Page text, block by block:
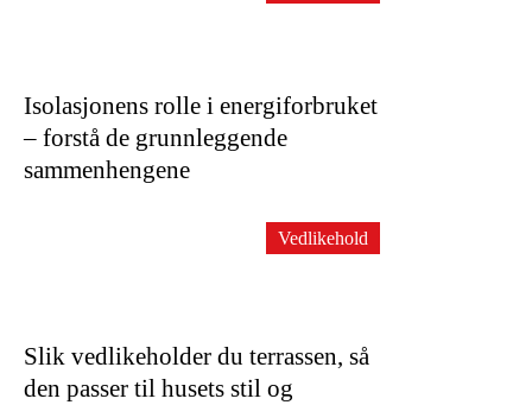
Isolasjonens rolle i energiforbruket
– forstå de grunnleggende
sammenhengene
Slik vedlikeholder du terrassen, så
den passer til husets stil og
Vedlikehold